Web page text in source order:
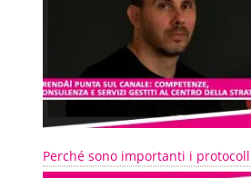
Perché sono importanti i